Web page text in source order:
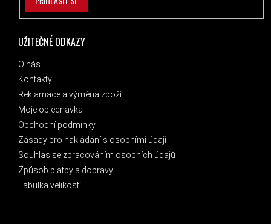
UŽITEČNÉ ODKAZY
O nás
Kontakty
Reklamace a výměna zboží
Moje objednávka
Obchodní podmínky
Zásady pro nakládání s osobními údaji
Souhlas se zpracováním osobních údajů
Způsob platby a dopravy
Tabulka velikostí